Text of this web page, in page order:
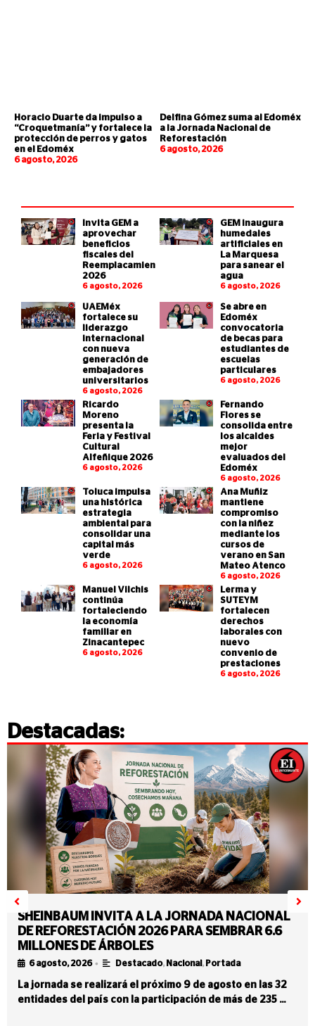
Horacio Duarte da impulso a
“Croquetmanía” y fortalece la
protección de perros y gatos
en el Edoméx
6 agosto, 2026
Delfina Gómez suma al Edoméx
a la Jornada Nacional de
Reforestación
6 agosto, 2026
Invita GEM a
aprovechar
beneficios
fiscales del
Reemplacamiento
2026
6 agosto, 2026
GEM inaugura
humedales
artificiales en
La Marquesa
para sanear el
agua
6 agosto, 2026
UAEMéx
fortalece su
liderazgo
internacional
con nueva
generación de
embajadores
universitarios
6 agosto, 2026
Se abre en
Edoméx
convocatoria
de becas para
estudiantes de
escuelas
particulares
6 agosto, 2026
Ricardo
Moreno
presenta la
Feria y Festival
Cultural
Alfeñique 2026
6 agosto, 2026
Fernando
Flores se
consolida entre
los alcaldes
mejor
evaluados del
Edoméx
6 agosto, 2026
Toluca impulsa
una histórica
estrategia
ambiental para
consolidar una
capital más
verde
6 agosto, 2026
Ana Muñiz
mantiene
compromiso
con la niñez
mediante los
cursos de
verano en San
Mateo Atenco
6 agosto, 2026
Manuel Vilchis
continúa
fortaleciendo
la economía
familiar en
Zinacantepec
6 agosto, 2026
Lerma y
SUTEYM
fortalecen
derechos
laborales con
nuevo
convenio de
prestaciones
6 agosto, 2026
Destacadas:
SHEINBAUM INVITA A LA JORNADA NACIONAL
DE REFORESTACIÓN 2026 PARA SEMBRAR 6.6
MILLONES DE ÁRBOLES
6 agosto, 2026 • Destacado, Nacional , Portada
La jornada se realizará el próximo 9 de agosto en las 32
entidades del país con la participación de más de 235 …